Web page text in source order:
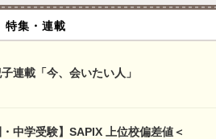
特集・連載
連載「今、会いたい人」
中学受験】SAPIX 上位校偏差値＜